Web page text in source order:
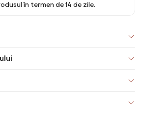
în termen de 14 de zile.